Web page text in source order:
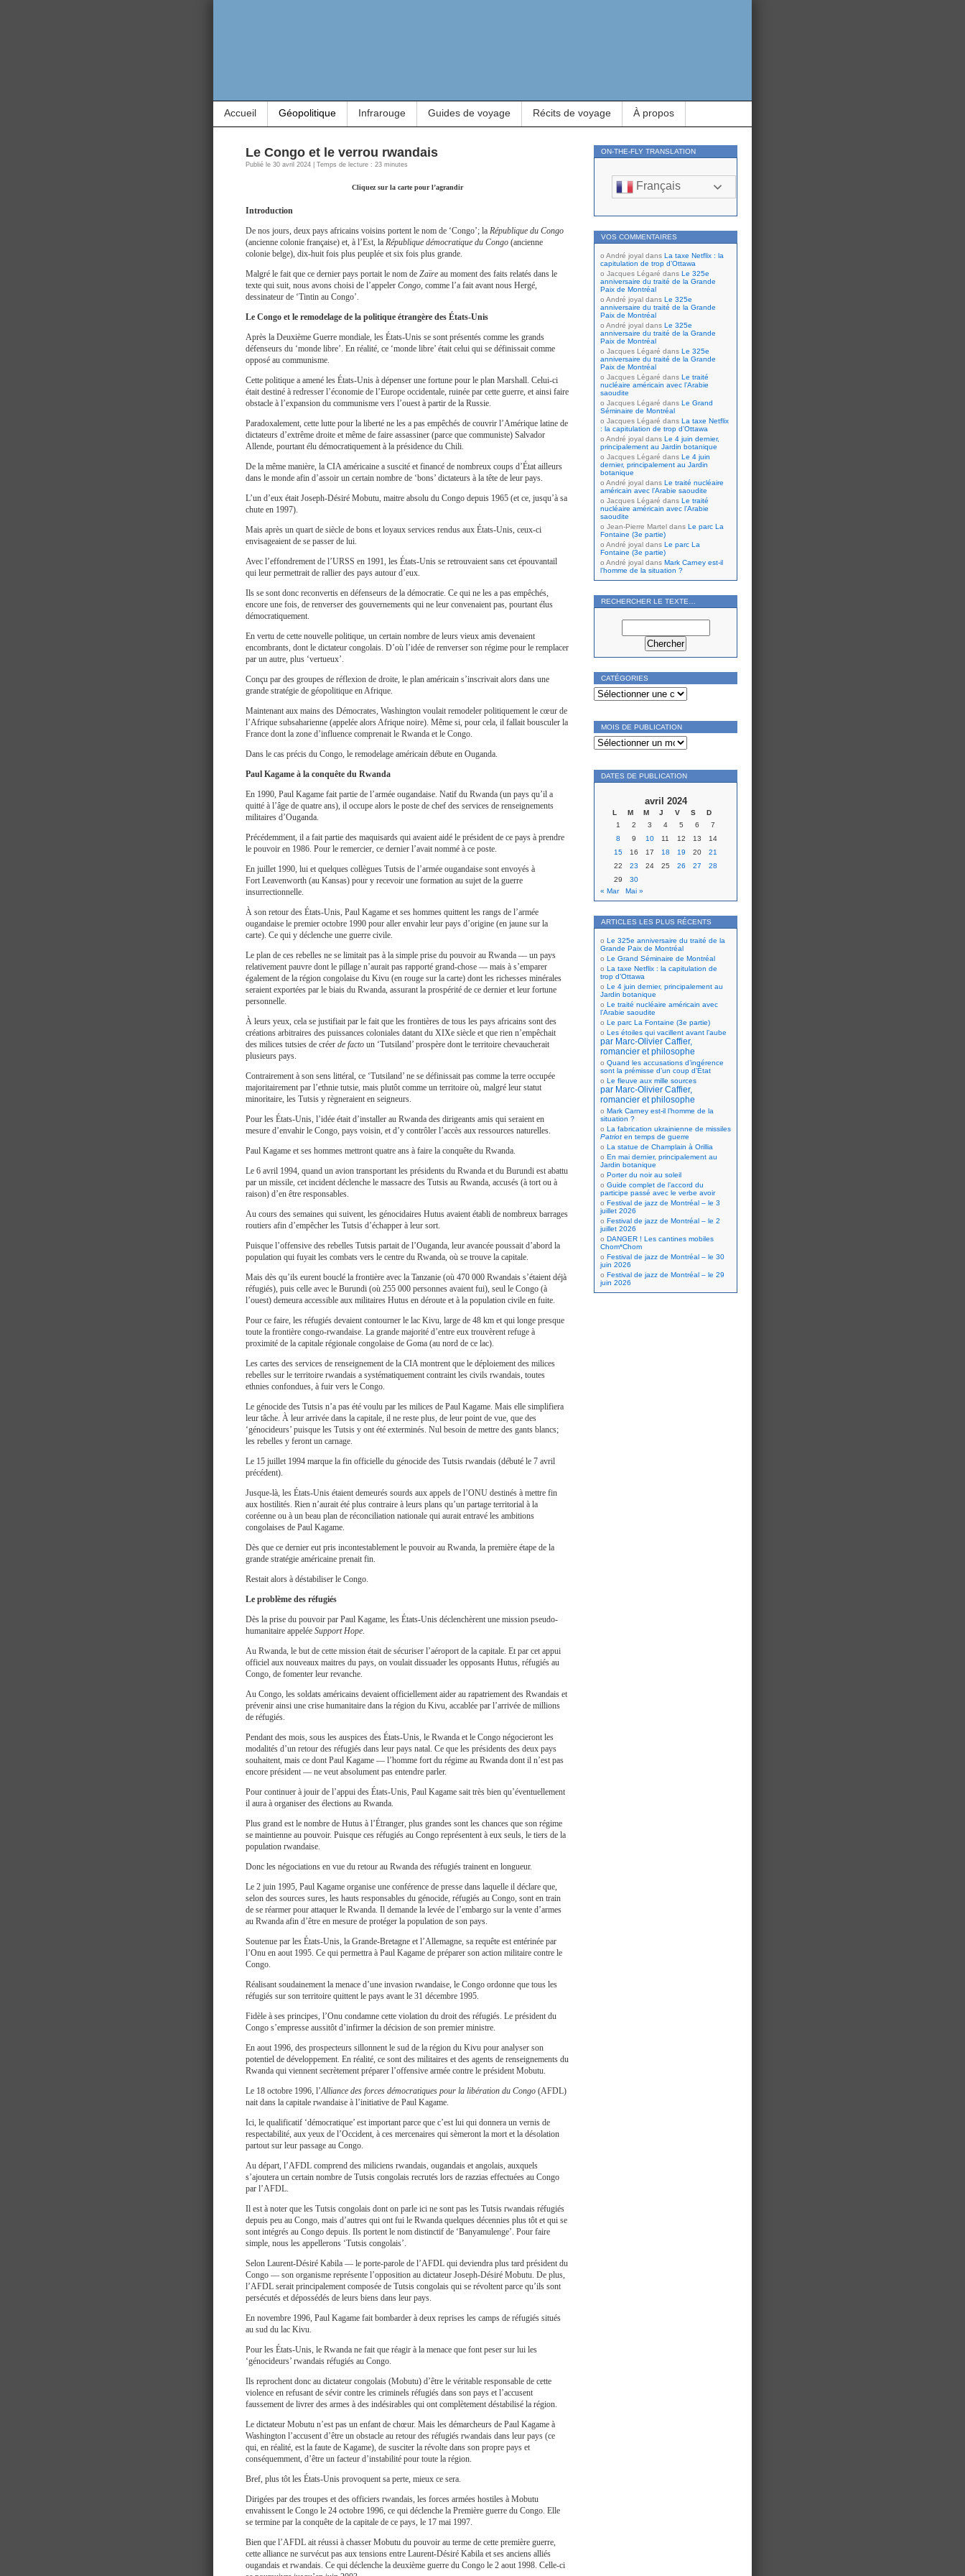
Accueil Géopolitique Infrarouge Guides de voyage Récits de voyage À propos
Le Congo et le verrou rwandais
Publié le 30 avril 2024 | Temps de lecture : 23 minutes
Cliquez sur la carte pour l’agrandir
Introduction
De nos jours, deux pays africains voisins portent le nom de ‘Congo’; la République du Congo
(ancienne colonie française) et, à l’Est, la République démocratique du Congo (ancienne
colonie belge), dix-huit fois plus peuplée et six fois plus grande.
Malgré le fait que ce dernier pays portait le nom de Zaïre au moment des faits relatés dans le
texte qui suit, nous avons choisi de l’appeler Congo, comme l’a fait avant nous Hergé,
dessinateur de ‘Tintin au Congo’.
Le Congo et le remodelage de la politique étrangère des États-Unis
Après la Deuxième Guerre mondiale, les États-Unis se sont présentés comme les grands
défenseurs du ‘monde libre’. En réalité, ce ‘monde libre’ était celui qui se définissait comme
opposé au communisme.
Cette politique a amené les États-Unis à dépenser une fortune pour le plan Marshall. Celui-ci
était destiné à redresser l’économie de l’Europe occidentale, ruinée par cette guerre, et ainsi faire
obstacle à l’expansion du communisme vers l’ouest à partir de la Russie.
Paradoxalement, cette lutte pour la liberté ne les a pas empêchés de couvrir l’Amérique latine de
dictateurs d’extrême droite et même de faire assassiner (parce que communiste) Salvador
Allende, pourtant élu démocratiquement à la présidence du Chili.
De la même manière, la CIA américaine a suscité et financé de nombreux coups d’État ailleurs
dans le monde afin d’assoir un certain nombre de ‘bons’ dictateurs à la tête de leur pays.
L’un d’eux était Joseph-Désiré Mobutu, maitre absolu du Congo depuis 1965 (et ce, jusqu’à sa
chute en 1997).
Mais après un quart de siècle de bons et loyaux services rendus aux États-Unis, ceux-ci
envisageaient de se passer de lui.
Avec l’effondrement de l’URSS en 1991, les États-Unis se retrouvaient sans cet épouvantail
qui leur permettrait de rallier des pays autour d’eux.
Ils se sont donc reconvertis en défenseurs de la démocratie. Ce qui ne les a pas empêchés,
encore une fois, de renverser des gouvernements qui ne leur convenaient pas, pourtant élus
démocratiquement.
En vertu de cette nouvelle politique, un certain nombre de leurs vieux amis devenaient
encombrants, dont le dictateur congolais. D’où l’idée de renverser son régime pour le remplacer
par un autre, plus ‘vertueux’.
Conçu par des groupes de réflexion de droite, le plan américain s’inscrivait alors dans une
grande stratégie de géopolitique en Afrique.
Maintenant aux mains des Démocrates, Washington voulait remodeler politiquement le cœur de
l’Afrique subsaharienne (appelée alors Afrique noire). Même si, pour cela, il fallait bousculer la
France dont la zone d’influence comprenait le Rwanda et le Congo.
Dans le cas précis du Congo, le remodelage américain débute en Ouganda.
Paul Kagame à la conquête du Rwanda
En 1990, Paul Kagame fait partie de l’armée ougandaise. Natif du Rwanda (un pays qu’il a
quitté à l’âge de quatre ans), il occupe alors le poste de chef des services de renseignements
militaires d’Ouganda.
Précédemment, il a fait partie des maquisards qui avaient aidé le président de ce pays à prendre
le pouvoir en 1986. Pour le remercier, ce dernier l’avait nommé à ce poste.
En juillet 1990, lui et quelques collègues Tutsis de l’armée ougandaise sont envoyés à
Fort Leavenworth (au Kansas) pour y recevoir une formation au sujet de la guerre
insurrectionnelle.
À son retour des États-Unis, Paul Kagame et ses hommes quittent les rangs de l’armée
ougandaise le premier octobre 1990 pour aller envahir leur pays d’origine (en jaune sur la
carte). Ce qui y déclenche une guerre civile.
Le plan de ces rebelles ne se limitait pas à la simple prise du pouvoir au Rwanda — un pays
relativement pauvre dont le pillage n’aurait pas rapporté grand-chose — mais à s’emparer
également de la région congolaise du Kivu (en rouge sur la carte) dont les richesses minérales
seraient exportées par le biais du Rwanda, assurant la prospérité de ce dernier et leur fortune
personnelle.
À leurs yeux, cela se justifiait par le fait que les frontières de tous les pays africains sont des
créations arbitraires des puissances coloniales datant du XIXe siècle et que rien n’empêchait
des milices tutsies de créer de facto un ‘Tutsiland’ prospère dont le territoire chevaucherait
plusieurs pays.
Contrairement à son sens littéral, ce ‘Tutsiland’ ne se définissait pas comme la terre occupée
majoritairement par l’ethnie tutsie, mais plutôt comme un territoire où, malgré leur statut
minoritaire, les Tutsis y règneraient en seigneurs.
Pour les États-Unis, l’idée était d’installer au Rwanda des dirigeants amis qui seraient en
mesure d’envahir le Congo, pays voisin, et d’y contrôler l’accès aux ressources naturelles.
Paul Kagame et ses hommes mettront quatre ans à faire la conquête du Rwanda.
Le 6 avril 1994, quand un avion transportant les présidents du Rwanda et du Burundi est abattu
par un missile, cet incident déclenche le massacre des Tutsis au Rwanda, accusés (à tort ou à
raison) d’en être responsables.
Au cours des semaines qui suivent, les génocidaires Hutus avaient établi de nombreux barrages
routiers afin d’empêcher les Tutsis d’échapper à leur sort.
Puisque l’offensive des rebelles Tutsis partait de l’Ouganda, leur avancée poussait d’abord la
population qui fuyait les combats vers le centre du Rwanda, où se trouve la capitale.
Mais dès qu’ils eurent bouclé la frontière avec la Tanzanie (où 470 000 Rwandais s’étaient déjà
réfugiés), puis celle avec le Burundi (où 255 000 personnes avaient fui), seul le Congo (à
l’ouest) demeura accessible aux militaires Hutus en déroute et à la population civile en fuite.
Pour ce faire, les réfugiés devaient contourner le lac Kivu, large de 48 km et qui longe presque
toute la frontière congo-rwandaise. La grande majorité d’entre eux trouvèrent refuge à
proximité de la capitale régionale congolaise de Goma (au nord de ce lac).
Les cartes des services de renseignement de la CIA montrent que le déploiement des milices
rebelles sur le territoire rwandais a systématiquement contraint les civils rwandais, toutes
ethnies confondues, à fuir vers le Congo.
Le génocide des Tutsis n’a pas été voulu par les milices de Paul Kagame. Mais elle simplifiera
leur tâche. À leur arrivée dans la capitale, il ne reste plus, de leur point de vue, que des
‘génocideurs’ puisque les Tutsis y ont été exterminés. Nul besoin de mettre des gants blancs;
les rebelles y feront un carnage.
Le 15 juillet 1994 marque la fin officielle du génocide des Tutsis rwandais (débuté le 7 avril
précédent).
Jusque-là, les États-Unis étaient demeurés sourds aux appels de l’ONU destinés à mettre fin
aux hostilités. Rien n’aurait été plus contraire à leurs plans qu’un partage territorial à la
coréenne ou à un beau plan de réconciliation nationale qui aurait entravé les ambitions
congolaises de Paul Kagame.
Dès que ce dernier eut pris incontestablement le pouvoir au Rwanda, la première étape de la
grande stratégie américaine prenait fin.
Restait alors à déstabiliser le Congo.
Le problème des réfugiés
Dès la prise du pouvoir par Paul Kagame, les États-Unis déclenchèrent une mission pseudo-
humanitaire appelée Support Hope.
Au Rwanda, le but de cette mission était de sécuriser l’aéroport de la capitale. Et par cet appui
officiel aux nouveaux maitres du pays, on voulait dissuader les opposants Hutus, réfugiés au
Congo, de fomenter leur revanche.
Au Congo, les soldats américains devaient officiellement aider au rapatriement des Rwandais et
prévenir ainsi une crise humanitaire dans la région du Kivu, accablée par l’arrivée de millions
de réfugiés.
Pendant des mois, sous les auspices des États-Unis, le Rwanda et le Congo négocieront les
modalités d’un retour des réfugiés dans leur pays natal. Ce que les présidents des deux pays
souhaitent, mais ce dont Paul Kagame — l’homme fort du régime au Rwanda dont il n’est pas
encore président — ne veut absolument pas entendre parler.
Pour continuer à jouir de l’appui des États-Unis, Paul Kagame sait très bien qu’éventuellement
il aura à organiser des élections au Rwanda.
Plus grand est le nombre de Hutus à l’Étranger, plus grandes sont les chances que son régime
se maintienne au pouvoir. Puisque ces réfugiés au Congo représentent à eux seuls, le tiers de la
population rwandaise.
Donc les négociations en vue du retour au Rwanda des réfugiés trainent en longueur.
Le 2 juin 1995, Paul Kagame organise une conférence de presse dans laquelle il déclare que,
selon des sources sures, les hauts responsables du génocide, réfugiés au Congo, sont en train
de se réarmer pour attaquer le Rwanda. Il demande la levée de l’embargo sur la vente d’armes
au Rwanda afin d’être en mesure de protéger la population de son pays.
Soutenue par les États-Unis, la Grande-Bretagne et l’Allemagne, sa requête est entérinée par
l’Onu en aout 1995. Ce qui permettra à Paul Kagame de préparer son action militaire contre le
Congo.
Réalisant soudainement la menace d’une invasion rwandaise, le Congo ordonne que tous les
réfugiés sur son territoire quittent le pays avant le 31 décembre 1995.
Fidèle à ses principes, l’Onu condamne cette violation du droit des réfugiés. Le président du
Congo s’empresse aussitôt d’infirmer la décision de son premier ministre.
En aout 1996, des prospecteurs sillonnent le sud de la région du Kivu pour analyser son
potentiel de développement. En réalité, ce sont des militaires et des agents de renseignements du
Rwanda qui viennent secrètement préparer l’offensive armée contre le président Mobutu.
Le 18 octobre 1996, l’Alliance des forces démocratiques pour la libération du Congo (AFDL)
nait dans la capitale rwandaise à l’initiative de Paul Kagame.
Ici, le qualificatif ‘démocratique’ est important parce que c’est lui qui donnera un vernis de
respectabilité, aux yeux de l’Occident, à ces mercenaires qui sèmeront la mort et la désolation
partout sur leur passage au Congo.
Au départ, l’AFDL comprend des miliciens rwandais, ougandais et angolais, auxquels
s’ajoutera un certain nombre de Tutsis congolais recrutés lors de razzias effectuées au Congo
par l’AFDL.
Il est à noter que les Tutsis congolais dont on parle ici ne sont pas les Tutsis rwandais réfugiés
depuis peu au Congo, mais d’autres qui ont fui le Rwanda quelques décennies plus tôt et qui se
sont intégrés au Congo depuis. Ils portent le nom distinctif de ‘Banyamulenge’. Pour faire
simple, nous les appellerons ‘Tutsis congolais’.
Selon Laurent-Désiré Kabila — le porte-parole de l’AFDL qui deviendra plus tard président du
Congo — son organisme représente l’opposition au dictateur Joseph-Désiré Mobutu. De plus,
l’AFDL serait principalement composée de Tutsis congolais qui se révoltent parce qu’ils sont
persécutés et dépossédés de leurs biens dans leur pays.
En novembre 1996, Paul Kagame fait bombarder à deux reprises les camps de réfugiés situés
au sud du lac Kivu.
Pour les États-Unis, le Rwanda ne fait que réagir à la menace que font peser sur lui les
‘génocideurs’ rwandais réfugiés au Congo.
Ils reprochent donc au dictateur congolais (Mobutu) d’être le véritable responsable de cette
violence en refusant de sévir contre les criminels réfugiés dans son pays et l’accusent
faussement de livrer des armes à des indésirables qui ont complètement déstabilisé la région.
Le dictateur Mobutu n’est pas un enfant de chœur. Mais les démarcheurs de Paul Kagame à
Washington l’accusent d’être un obstacle au retour des réfugiés rwandais dans leur pays (ce
qui, en réalité, est la faute de Kagame), de susciter la révolte dans son propre pays et
conséquemment, d’être un facteur d’instabilité pour toute la région.
Bref, plus tôt les États-Unis provoquent sa perte, mieux ce sera.
Dirigées par des troupes et des officiers rwandais, les forces armées hostiles à Mobutu
envahissent le Congo le 24 octobre 1996, ce qui déclenche la Première guerre du Congo. Elle
se termine par la conquête de la capitale de ce pays, le 17 mai 1997.
Bien que l’AFDL ait réussi à chasser Mobutu du pouvoir au terme de cette première guerre,
cette alliance ne survécut pas aux tensions entre Laurent-Désiré Kabila et ses anciens alliés
ougandais et rwandais. Ce qui déclenche la deuxième guerre du Congo le 2 aout 1998. Celle-ci
ON-THE-FLY TRANSLATION
Français
VOS COMMENTAIRES
André joyal dans La taxe Netflix : la
capitulation de trop d’Ottawa
Jacques Légaré dans Le 325e
anniversaire du traité de la Grande
Paix de Montréal
André joyal dans Le 325e
anniversaire du traité de la Grande
Paix de Montréal
André joyal dans Le 325e
anniversaire du traité de la Grande
Paix de Montréal
Jacques Légaré dans Le 325e
anniversaire du traité de la Grande
Paix de Montréal
Jacques Légaré dans Le traité
nucléaire américain avec l’Arabie
saoudite
Jacques Légaré dans Le Grand
Séminaire de Montréal
Jacques Légaré dans La taxe Netflix
: la capitulation de trop d’Ottawa
André joyal dans Le 4 juin dernier,
principalement au Jardin botanique
Jacques Légaré dans Le 4 juin
dernier, principalement au Jardin
botanique
André joyal dans Le traité nucléaire
américain avec l’Arabie saoudite
Jacques Légaré dans Le traité
nucléaire américain avec l’Arabie
saoudite
Jean-Pierre Martel dans Le parc La
Fontaine (3e partie)
André joyal dans Le parc La
Fontaine (3e partie)
André joyal dans Mark Carney est-il
l’homme de la situation ?
RECHERCHER LE TEXTE…
CATÉGORIES
Catégories
MOIS DE PUBLICATION
Mois
de
publication
DATES DE PUBLICATION
avril 2024
L M M J V S
D
1
2 3 4 5 6
7
8
9 10 11 12 13
14
15
16 17 18 19 20
21
22
23 24 25 26 27
28
29
30
« Mar
Mai »
ARTICLES LES PLUS RÉCENTS
Le 325e anniversaire du traité de la
Grande Paix de Montréal
Le Grand Séminaire de Montréal
La taxe Netflix : la capitulation de
trop d’Ottawa
Le 4 juin dernier, principalement au
Jardin botanique
Le traité nucléaire américain avec
l’Arabie saoudite
Le parc La Fontaine (3e partie)
Les étoiles qui vacillent avant l’aube
par Marc-Olivier Caffier,
romancier et philosophe
Quand les accusations d’ingérence
sont la prémisse d’un coup d’État
Le fleuve aux mille sources
par Marc-Olivier Caffier,
romancier et philosophe
Mark Carney est-il l’homme de la
situation ?
La fabrication ukrainienne de missiles
Patriot en temps de guerre
La statue de Champlain à Orillia
En mai dernier, principalement au
Jardin botanique
Porter du noir au soleil
Guide complet de l’accord du
participe passé avec le verbe avoir
Festival de jazz de Montréal – le 3
juillet 2026
Festival de jazz de Montréal – le 2
juillet 2026
DANGER ! Les cantines mobiles
Chom*Chom
Festival de jazz de Montréal – le 30
juin 2026
Festival de jazz de Montréal – le 29
juin 2026